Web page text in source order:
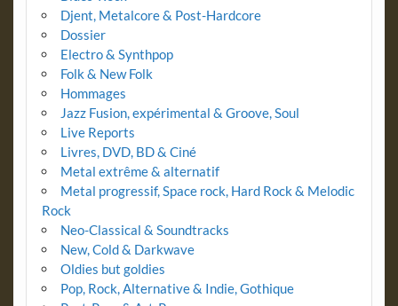
Djent, Metalcore & Post-Hardcore
Dossier
Electro & Synthpop
Folk & New Folk
Hommages
Jazz Fusion, expérimental & Groove, Soul
Live Reports
Livres, DVD, BD & Ciné
Metal extrême & alternatif
Metal progressif, Space rock, Hard Rock & Melodic
Rock
Neo-Classical & Soundtracks
New, Cold & Darkwave
Oldies but goldies
Pop, Rock, Alternative & Indie, Gothique